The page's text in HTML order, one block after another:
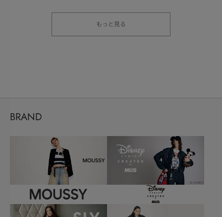
もっと見る
BRAND